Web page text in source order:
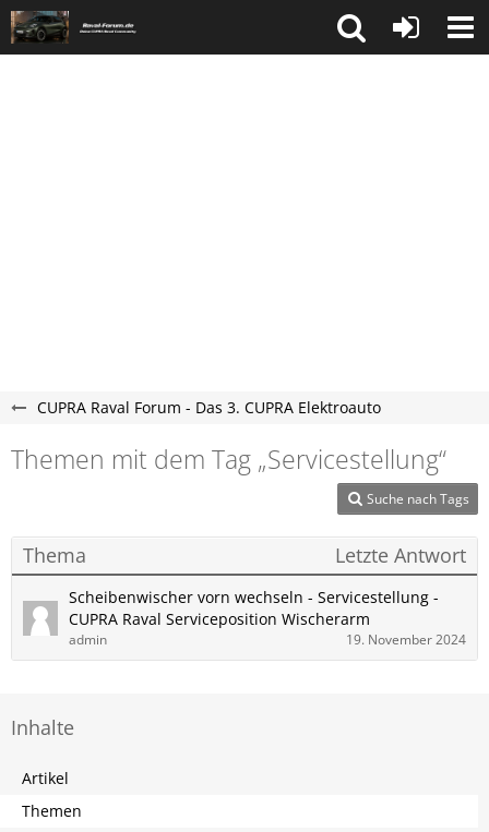
CUPRA Raval Forum - Das 3. CUPRA Elektroauto
Themen mit dem Tag „Servicestellung“
Suche nach Tags
Thema Letzte Antwort
Scheibenwischer vorn wechseln - Servicestellung -
CUPRA​ Raval Serviceposition Wischerarm
admin 19. November 2024
Inhalte
Artikel
Themen